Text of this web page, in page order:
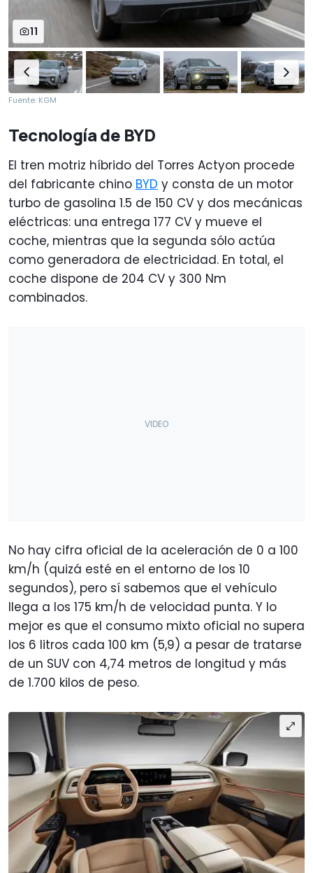
11
Fuente: KGM
Tecnología de BYD
El tren motriz híbrido del Torres Actyon procede
del fabricante chino BYD y consta de un motor
turbo de gasolina 1.5 de 150 CV y dos mecánicas
eléctricas: una entrega 177 CV y mueve el
coche, mientras que la segunda sólo actúa
como generadora de electricidad. En total, el
coche dispone de 204 CV y 300 Nm
combinados.
No hay cifra oficial de la aceleración de 0 a 100
km/h (quizá esté en el entorno de los 10
segundos), pero sí sabemos que el vehículo
llega a los 175 km/h de velocidad punta. Y lo
mejor es que el consumo mixto oficial no supera
los 6 litros cada 100 km (5,9) a pesar de tratarse
de un SUV con 4,74 metros de longitud y más
de 1.700 kilos de peso.